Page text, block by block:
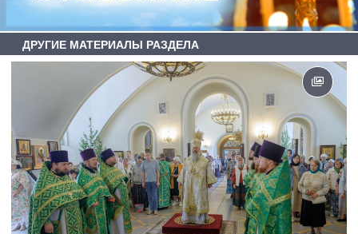
ДРУГИЕ МАТЕРИАЛЫ РАЗДЕЛА